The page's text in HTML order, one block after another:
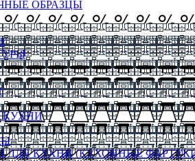
ОБРАЗЦЫ
КУХНИ
ДЛЯ КУХНИ (КУХОННЫЕ